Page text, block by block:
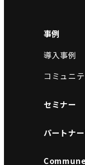
事例
導入事例
コミュニ
セミナー
パートナ